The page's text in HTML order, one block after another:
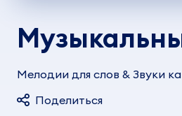
Мелодии для слов & Звуки
Поделиться